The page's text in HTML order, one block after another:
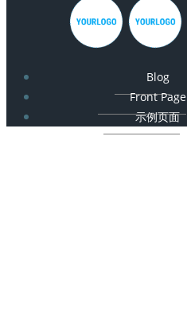
Blog
Front Page
示例页面